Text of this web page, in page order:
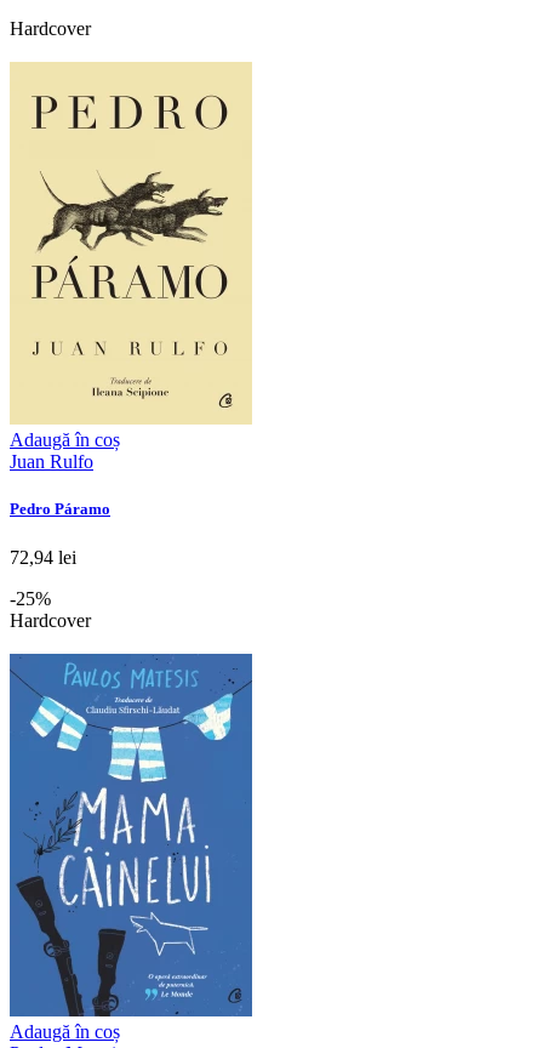
Hardcover
Adaugă în coș
Juan Rulfo
Pedro Páramo
72,94 lei
-25%
Hardcover
Adaugă în coș